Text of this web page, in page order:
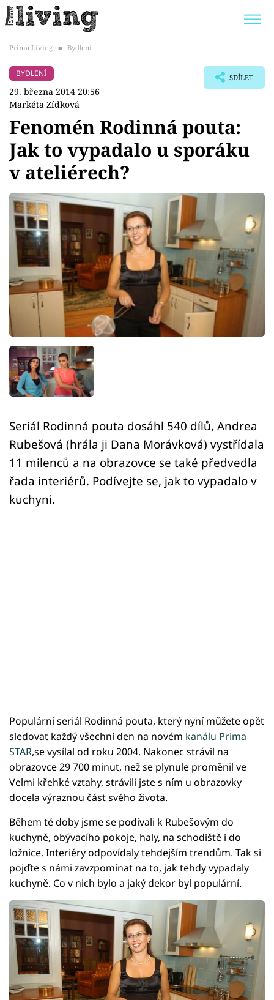
BYDLENÍ SLAVNÝCH
Témata
Bydlení
Zahrada
Design
Sledujte prima+
Přihlášení
Sledujte nás
Prima Living ■ Bydlení
BYDLENÍ
29. března 2014 20:56
Markéta Zídková
SDÍLET
Fenomén Rodinná pouta:
Jak to vypadalo u sporáku
v ateliérech?
Seriál Rodinná pouta dosáhl 540 dílů, Andrea
Rubešová (hrála ji Dana Morávková) vystřídala
11 milenců a na obrazovce se také předvedla
řada interiérů. Podívejte se, jak to vypadalo v
kuchyni.
Populární seriál Rodinná pouta, který nyní můžete opět
sledovat každý všechní den na novém kanálu Prima
STAR,se vysílal od roku 2004. Nakonec strávil na
obrazovce 29 700 minut, než se plynule proměnil ve
Velmi křehké vztahy, strávili jste s ním u obrazovky
docela výraznou část svého života.
Během té doby jsme se podívali k Rubešovým do
kuchyně, obývacího pokoje, haly, na schodiště i do
ložnice. Interiéry odpovídaly tehdejším trendům. Tak si
pojďte s námi zavzpomínat na to, jak tehdy vypadaly
kuchyně. Co v nich bylo a jaký dekor byl populární.